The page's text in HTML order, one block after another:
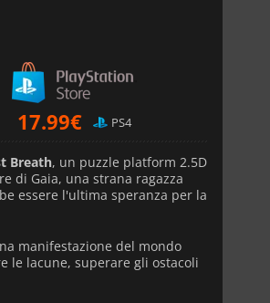
17.99€ PS4
Breath, un puzzle platform 2.5D
di Gaia, una strana ragazza
essere l'ultima speranza per la
manifestazione del mondo
le lacune, superare gli ostacoli